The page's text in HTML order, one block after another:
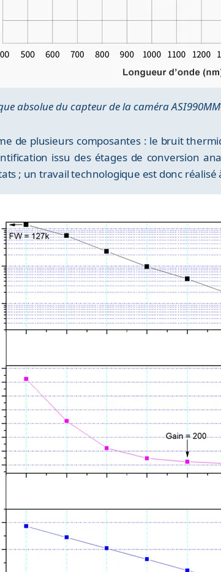
absolue du capteur de la caméra
de plusieurs composantes : le bruit
issu des étages de conversion
; un travail technologique est donc